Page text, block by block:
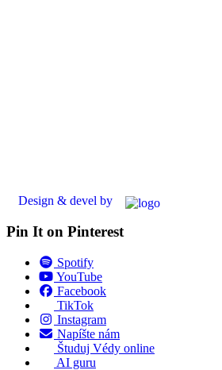
Design & devel by
Pin It on Pinterest
Spotify
YouTube
Facebook
TikTok
Instagram
Napíšte nám
Študuj Védy online
AI guru